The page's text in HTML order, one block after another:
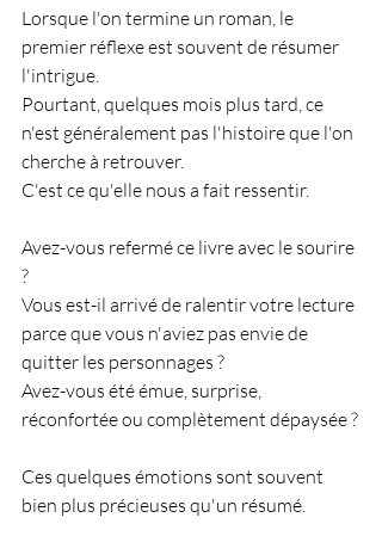
Lorsque l'on termine un roman, le
premier réflexe est souvent de résumer
l'intrigue.
Pourtant, quelques mois plus tard, ce
n'est généralement pas l'histoire que l'on
cherche à retrouver.
C'est ce qu'elle nous a fait ressentir.
Avez-vous refermé ce livre avec le sourire
?
Vous est-il arrivé de ralentir votre lecture
parce que vous n'aviez pas envie de
quitter les personnages ?
Avez-vous été émue, surprise,
réconfortée ou complètement dépaysée ?
Ces quelques émotions sont souvent
bien plus précieuses qu'un résumé.